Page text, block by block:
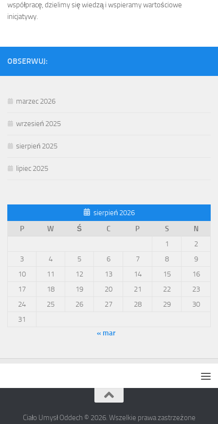
współpracę, dzielimy się wiedzą i wspieramy wartościowe
inicjatywy.
OBSERWUJ:
marzec 2026
wrzesień 2025
sierpień 2025
lipiec 2025
sierpień 2026
P
W Ś C P S
N
1
2
3
4 5 6 7 8
9
10
11 12 13 14 15
16
17
18 19 20 21 22
23
24
25 26 27 28 29
30
31
« mar
Ciało Umysł Oddech © 2026. Wszelkie prawa zastrzeżone